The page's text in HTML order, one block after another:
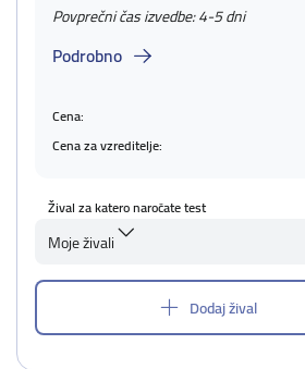
Povprečni čas izvedbe: 4-5 dni
Podrobno
Cena:
Cena za vzreditelje:
Žival za katero naročate test
Moje živali
Dodaj žival